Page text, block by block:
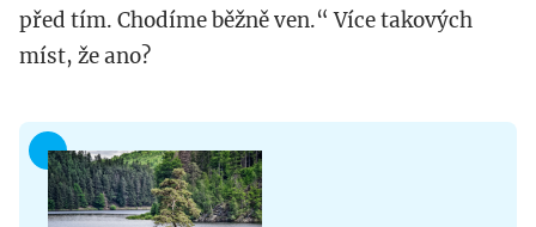
před tím. Chodíme běžně ven.“ Více takových
míst, že ano?